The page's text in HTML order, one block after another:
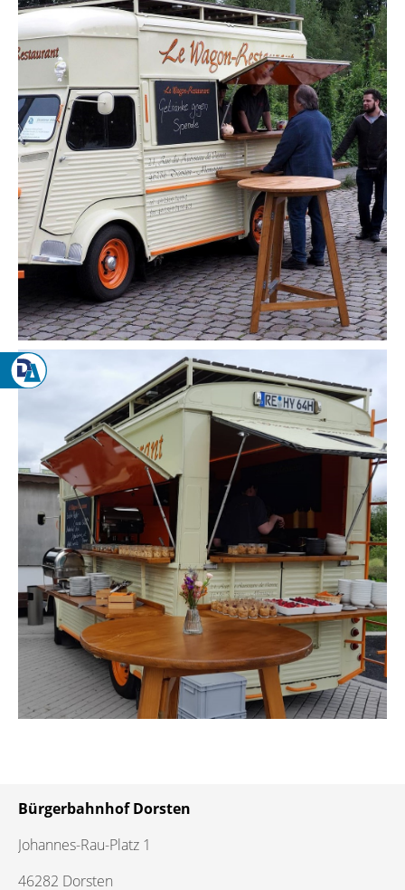
Bürgerbahnhof Dorsten
Johannes-Rau-Platz 1
46282 Dorsten